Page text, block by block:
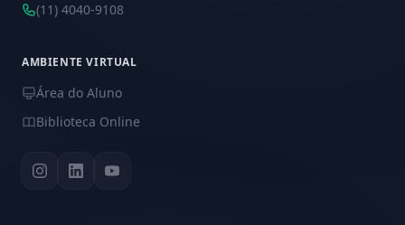
(11) 4040-9108
AMBIENTE VIRTUAL
Área do Aluno
Biblioteca Online